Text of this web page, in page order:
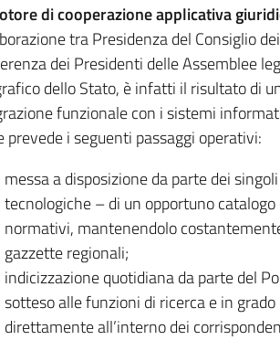
di cooperazione applicativa
tra Presidenza del Consiglio
dei Presidenti delle Assemblee
dello Stato, è infatti il risultato di
funzionale con i sistemi
prevede i seguenti passaggi operativi:
messa a disposizione da parte dei
tecnologiche – di un opportuno
normativi, mantenendolo
gazzette regionali;
indicizzazione quotidiana da parte del
sotteso alle funzioni di ricerca e in
direttamente all’interno dei